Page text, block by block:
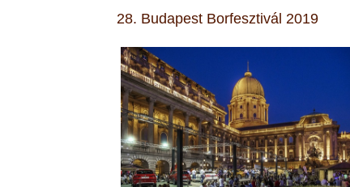
28. Budapest Borfesztivál 2019